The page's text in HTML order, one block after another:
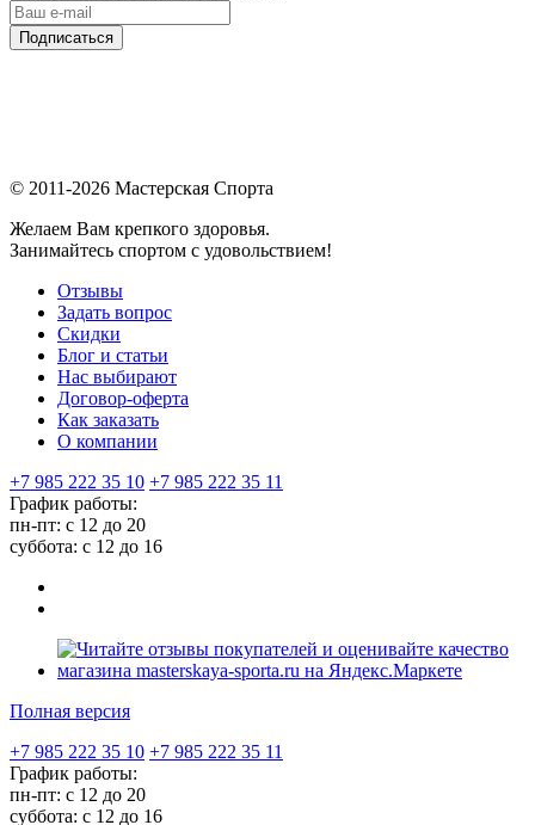
Подписаться
© 2011-2026 Мастерская Спорта
Желаем Вам крепкого здоровья.
Занимайтесь спортом с удовольствием!
Отзывы
Задать вопрос
Скидки
Блог и статьи
Нас выбирают
Договор-оферта
Как заказать
О компании
+7 985 222 35 10 +7 985 222 35 11
График работы:
пн-пт: с 12 до 20
суббота: c 12 до 16
Полная версия
+7 985 222 35 10 +7 985 222 35 11
График работы:
пн-пт: с 12 до 20
суббота: c 12 до 16